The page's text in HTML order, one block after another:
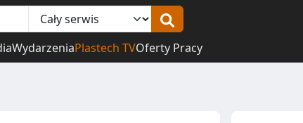
WydarzeniaPlastech TVOferty Pracy